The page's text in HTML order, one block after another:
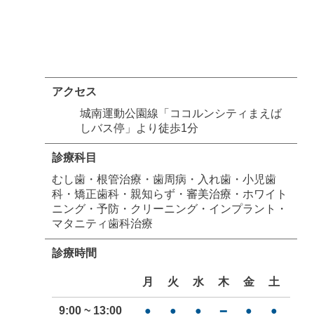
アクセス
城南運動公園線「ココルンシティまえば
しバス停」より徒歩1分
診療科目
むし歯・根管治療・歯周病・入れ歯・小児歯
科・矯正歯科・親知らず・審美治療・ホワイト
ニング・予防・クリーニング・インプラント・
マタニティ歯科治療
診療時間
月 火 水 木 金 土
9:00 ~ 13:00 ● ● ● ━ ● ●